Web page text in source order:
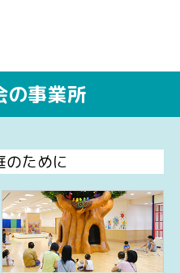
の事業所
のために